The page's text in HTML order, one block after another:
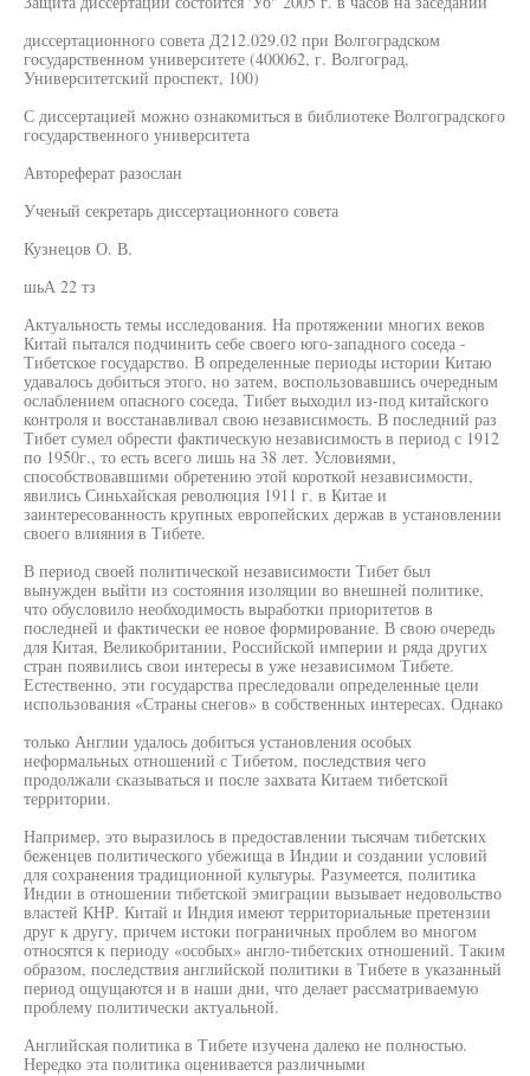
диссертационного совета Д212.029.02 при Волгоградском
государственном университете (400062, г. Волгоград,
Университетский проспект, 100)
С диссертацией можно ознакомиться в библиотеке Волгоградского
государственного университета
Автореферат разослан
Ученый секретарь диссертационного совета
Кузнецов О. В.
шьА 22 тз
Актуальность темы исследования. На протяжении многих веков
Китай пытался подчинить себе своего юго-западного соседа -
Тибетское государство. В определенные периоды истории Китаю
удавалось добиться этого, но затем, воспользовавшись очередным
ослаблением опасного соседа, Тибет выходил из-под китайского
контроля и восстанавливал свою независимость. В последний раз
Тибет сумел обрести фактическую независимость в период с 1912
по 1950г., то есть всего лишь на 38 лет. Условиями,
способствовавшими обретению этой короткой независимости,
явились Синьхайская революция 1911 г. в Китае и
заинтересованность крупных европейских держав в установлении
своего влияния в Тибете.
В период своей политической независимости Тибет был
вынужден выйти из состояния изоляции во внешней политике,
что обусловило необходимость выработки приоритетов в
последней и фактически ее новое формирование. В свою очередь
для Китая, Великобритании, Российской империи и ряда других
стран появились свои интересы в уже независимом Тибете.
Естественно, эти государства преследовали определенные цели
использования «Страны снегов» в собственных интересах. Однако
только Англии удалось добиться установления особых
неформальных отношений с Тибетом, последствия чего
продолжали сказываться и после захвата Китаем тибетской
территории.
Например, это выразилось в предоставлении тысячам тибетских
беженцев политического убежища в Индии и создании условий
для сохранения традиционной культуры. Разумеется, политика
Индии в отношении тибетской эмиграции вызывает недовольство
властей КНР. Китай и Индия имеют территориальные претензии
друг к другу, причем истоки пограничных проблем во многом
относятся к периоду «особых» англо-тибетских отношений. Таким
образом, последствия английской политики в Тибете в указанный
период ощущаются и в наши дни, что делает рассматриваемую
проблему политически актуальной.
Английская политика в Тибете изучена далеко не полностью.
Нередко эта политика оценивается различными